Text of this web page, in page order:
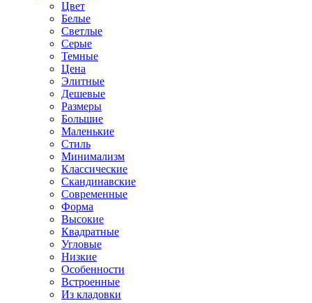
Цвет
Белые
Светлые
Серые
Темные
Цена
Элитные
Дешевые
Размеры
Большие
Маленькие
Стиль
Минимализм
Классические
Скандинавские
Современные
Форма
Высокие
Квадратные
Угловые
Низкие
Особенности
Встроенные
Из кладовки